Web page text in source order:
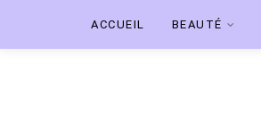
ACCUEIL BEAUTÉ